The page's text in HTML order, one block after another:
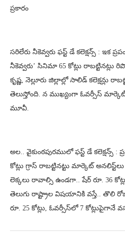
ప్రకారం
సరిలేరు నీకెవ్వరు ఫస్ట్ డే కలెక్షన్స్ : ఇక
నీకెవ్వరు’ సినిమా 65 కోట్లు రాబట్టినట్లు
కృష్ణ, నెల్లూరు జిల్లాల్లో సాలిడ్ కలెక్షన్లు
తెలుస్తోంది. న ముఖ్యంగా ఓవర్సీస్
మూవీ.
అల.. వైకుంఠపురములో ఫస్ట్ డే కలెక్షన్స్ :
కోట్లు గ్రాస్ రాబట్టినట్టు మార్కెట్
లెక్కలు రావాల్సి ఉండగా.. షేర్ రూ. 36
తెలుగు రాష్ట్రాల విషయానికి వస్తే.. తొలి
రూ. 25 కోట్లు, ఓవర్సీస్‌లో 7 కోట్లుపైగానే